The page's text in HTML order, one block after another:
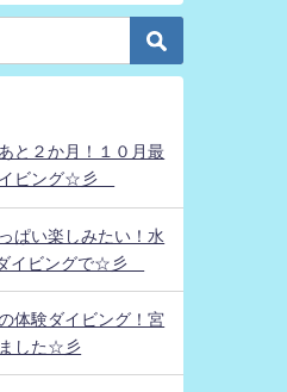
と２か月！１０月最
イビング☆彡
ぱい楽しみたい！水
イビングで☆彡
体験ダイビング！宮
した☆彡